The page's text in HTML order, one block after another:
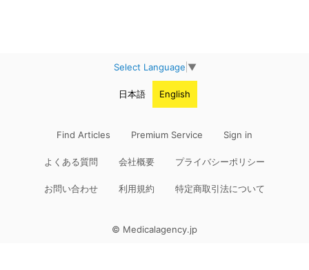
Select Language ▼
日本語 English
Find Articles Premium Service Sign in
よくある質問 会社概要 プライバシーポリシー
お問い合わせ 利用規約 特定商取引法について
© Medicalagency.jp